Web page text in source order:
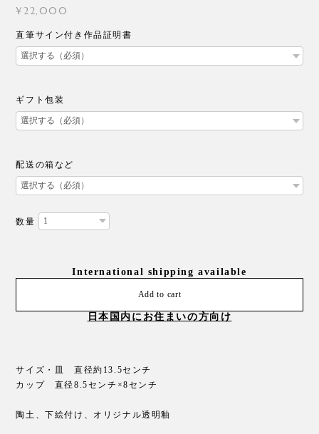
¥22,000
直筆サイン付き作品証明書
ギフト包装
配送の箱など
数量
International shipping available
Add to cart
日本国内にお住まいの方向け
サイズ・皿 直径約13.5センチ
カップ 直径8.5センチ×8センチ
陶土、下絵付け、オリジナル透明釉